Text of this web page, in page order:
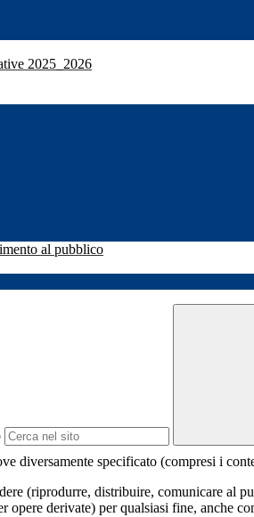
2025_2026
al pubblico
diversamente specificato (compresi i
(riprodurre, distribuire, comunicare al
opere derivate) per qualsiasi fine, anche